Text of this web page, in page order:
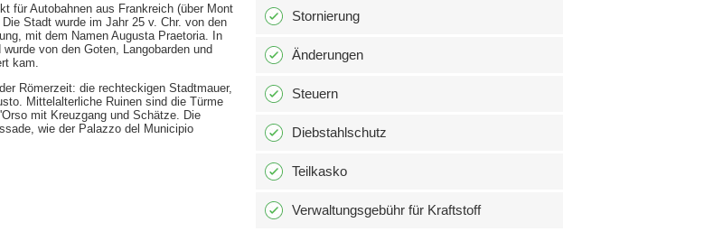
für Autobahnen aus Frankreich (über Mont
Stadt wurde im Jahr 25 v. Chr. von den
mit dem Namen Augusta Praetoria. In
von den Goten, Langobarden und
kam.
Römerzeit: die rechteckigen Stadtmauer,
Mittelalterliche Ruinen sind die Türme
mit Kreuzgang und Schätze. Die
wie der Palazzo del Municipio
Stornierung
Änderungen
Steuern
Diebstahlschutz
Teilkasko
Verwaltungsgebühr für Kraftstoff